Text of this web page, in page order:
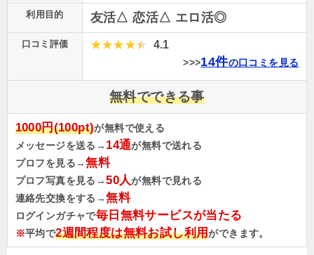
利用目的 友活△ 恋活△ エロ活◎
口コミ評価 4.1
>>>14件の口コミを見る
無料でできる事
1000円(100pt)が無料で使える
メッセージを送る→ 14通が無料で送れる
プロフを見る→無料
プロフ写真を見る→50人が無料で見れる
連絡先交換をする→無料
ログインガチャで毎日無料サービスが当たる
※平均で2週間程度は無料お試し利用ができます。